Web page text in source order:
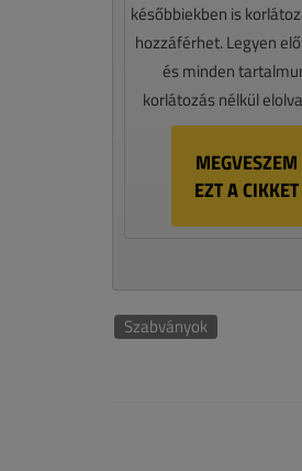
későbbiekben is
hozzáférhet. Legyen
és minden
korlátozás nélkül
MEGVESZEM
EZT A CIKKET
Szabványok